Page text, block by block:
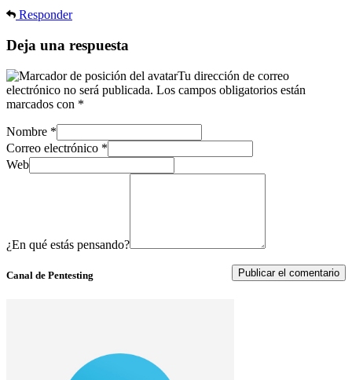
Responder
Deja una respuesta
Tu dirección de correo
electrónico no será publicada. Los campos obligatorios están
marcados con *
Nombre *
Correo electrónico *
Web
¿En qué estás pensando?
Canal de Pentesting